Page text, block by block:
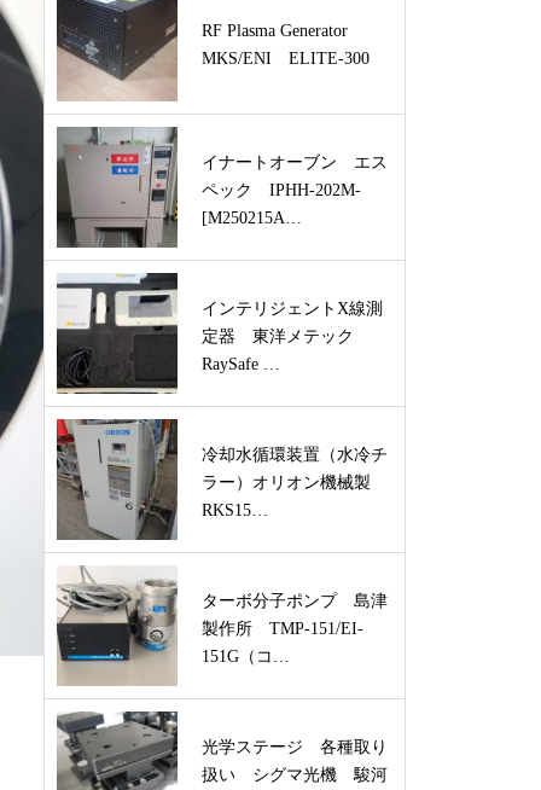
RF Plasma Generator
MKS/ENI ELITE-300
イナートオーブン エス
ペック IPHH-202M-
[M250215A…
インテリジェントX線測
定器 東洋メテック
RaySafe …
冷却水循環装置（水冷チ
ラー）オリオン機械製
RKS15…
ターボ分子ポンプ 島津
製作所 TMP-151/EI-
151G（コ…
光学ステージ 各種取り
扱い シグマ光機 駿河